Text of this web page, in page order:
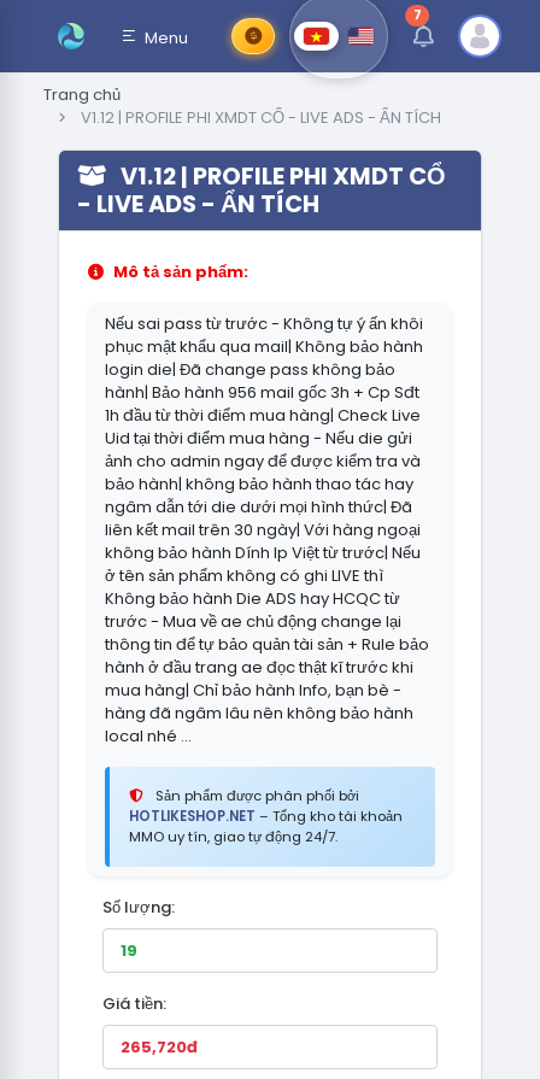
Menu
7thông báo chưa
Trang chủ
V1.12 | PROFILE PHI XMDT CỔ - LIVE ADS - ẨN TÍCH
V1.12 | PROFILE PHI XMDT CỔ
- LIVE ADS - ẨN TÍCH
Mô tả sản phẩm:
Nếu sai pass từ trước - Không tự ý ấn khôi
phục mật khẩu qua mail| Không bảo hành
login die| Đã change pass không bảo
hành| Bảo hành 956 mail gốc 3h + Cp Sđt
1h đầu từ thời điểm mua hàng| Check Live
Uid tại thời điểm mua hàng - Nếu die gửi
ảnh cho admin ngay để được kiểm tra và
bảo hành| không bảo hành thao tác hay
ngâm dẫn tới die dưới mọi hình thức| Đã
liên kết mail trên 30 ngày| Với hàng ngoại
không bảo hành Dính Ip Việt từ trước| Nếu
ở tên sản phẩm không có ghi LIVE thì
Không bảo hành Die ADS hay HCQC từ
trước - Mua về ae chủ động change lại
thông tin để tự bảo quản tài sản + Rule bảo
hành ở đầu trang ae đọc thật kĩ trước khi
mua hàng| Chỉ bảo hành Info, bạn bè -
hàng đã ngâm lâu nên không bảo hành
local nhé ...
Sản phẩm được phân phối bởi
HOTLIKESHOP.NET – Tổng kho tài khoản
MMO uy tín, giao tự động 24/7.
Số lượng:
Giá tiền: